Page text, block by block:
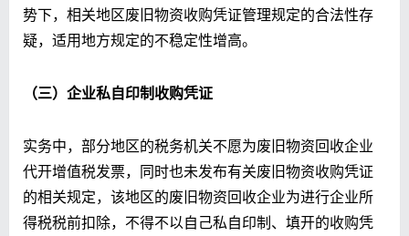
势下，相关地区废旧物资收购凭证管理规定的合法性存
疑，适用地方规定的不稳定性增高。
（三）企业私自印制收购凭证
实务中，部分地区的税务机关不愿为废旧物资回收企业
代开增值税发票，同时也未发布有关废旧物资收购凭证
的相关规定，该地区的废旧物资回收企业为进行企业所
得税税前扣除，不得不以自己私自印制、填开的收购凭